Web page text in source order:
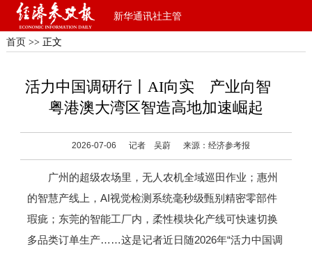
新华通讯社主管
首页 >> 正文
活力中国调研行丨AI向实 产业向智
粤港澳大湾区智造高地加速崛起
2026-07-06 记者 吴蔚 来源：经济参考报
广州的超级农场里，无人农机全域巡田作业；惠州
的智慧产线上，AI视觉检测系统毫秒级甄别精密零部件
瑕疵；东莞的智能工厂内，柔性模块化产线可快速切换
多品类订单生产……这是记者近日随2026年“活力中国调